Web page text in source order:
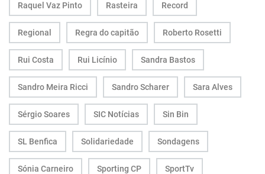
Raquel Vaz Pinto Rasteira Record
Regional Regra do capitão Roberto Rosetti
Rui Costa Rui Licínio Sandra Bastos
Sandro Meira Ricci Sandro Scharer Sara Alves
Sérgio Soares SIC Notícias Sin Bin
SL Benfica Solidariedade Sondagens
Sónia Carneiro Sporting CP SportTv